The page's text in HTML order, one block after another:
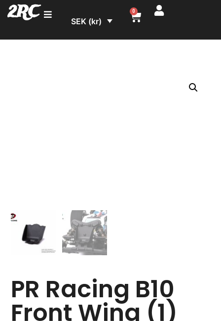
2RC SEK (kr)
0
PR Racing B10
Front Wing (1)